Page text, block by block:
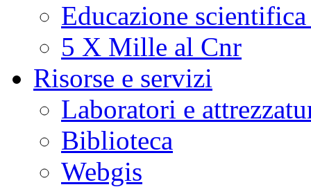
Educazione
5 X Mille al Cnr
Risorse e servizi
Laboratori e
Biblioteca
Webgis